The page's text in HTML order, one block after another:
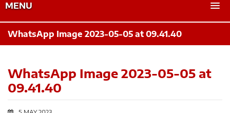
MENU
WhatsApp Image 2023-05-05 at 09.41.40
WhatsApp Image 2023-05-05 at
09.41.40